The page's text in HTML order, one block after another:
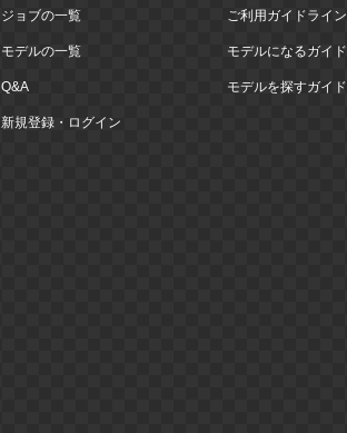
ジョブの一覧
モデルの一覧
Q&A
新規登録・ログイン
ご利用ガイドライン
モデルになるガイド
モデルを探すガイド